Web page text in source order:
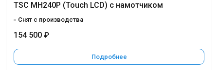
TSC MH240P (Touch LCD) с намотчиком
Снят с производства
154 500 ₽
Подробнее